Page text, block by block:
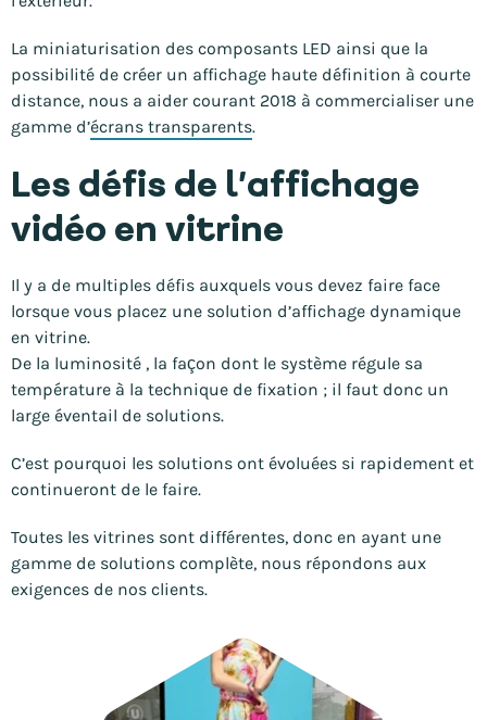
La miniaturisation des composants LED ainsi que la
possibilité de créer un affichage haute définition à courte
distance, nous a aider courant 2018 à commercialiser une
gamme d’écrans transparents.
Les défis de l’affichage
vidéo en vitrine
Il y a de multiples défis auxquels vous devez faire face
lorsque vous placez une solution d’affichage dynamique
en vitrine.
De la luminosité , la façon dont le système régule sa
température à la technique de fixation ; il faut donc un
large éventail de solutions.
C’est pourquoi les solutions ont évoluées si rapidement et
continueront de le faire.
Toutes les vitrines sont différentes, donc en ayant une
gamme de solutions complète, nous répondons aux
exigences de nos clients.